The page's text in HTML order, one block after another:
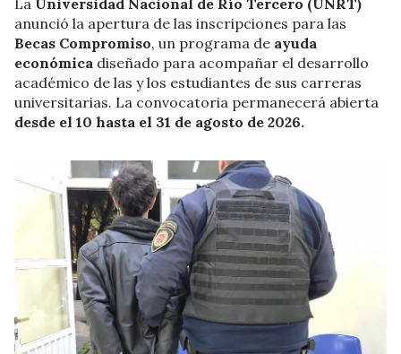
La Universidad Nacional de Río Tercero (UNRT)
anunció la apertura de las inscripciones para las
Becas Compromiso, un programa de ayuda
económica diseñado para acompañar el desarrollo
académico de las y los estudiantes de sus carreras
universitarias. La convocatoria permanecerá abierta
desde el 10 hasta el 31 de agosto de 2026.